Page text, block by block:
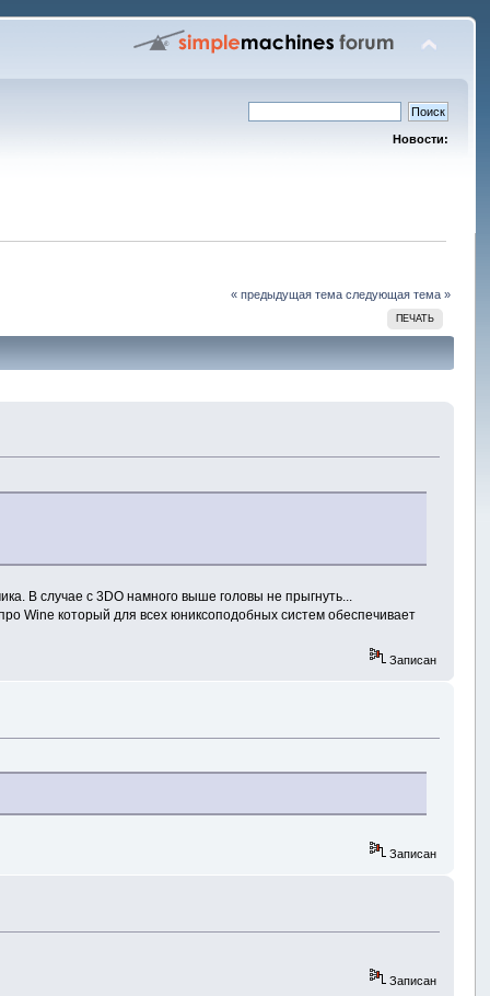
Новости:
« предыдущая тема следующая тема »
ПЕЧАТЬ
В случае с 3DO намного выше головы не прыгнуть...
Wine который для всех юниксоподобных систем обеспечивает
Записан
Записан
Записан